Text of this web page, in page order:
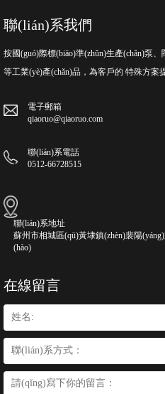
聯(lián)系我們
按國(guó)際標(biāo)準(zhǔn)生產(chǎn)泵、閥
等工業(yè)產(chǎn)品，為客戶的 特殊方
電子郵箱
qiaoruo@qiaoruo.com
聯(lián)系電話
0512-66728515
聯(lián)系地址
蘇州市相城區(qū)黃埭鎮(zhèn)裴陽
(hào)
在線留言